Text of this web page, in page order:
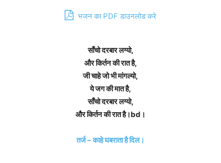
भजन का PDF डाउनलोड करे
साँचो दरबार लग्यो,
और किर्तन की रात है,
जी चाहे जो भी मांगल्यो,
ये जग की मात है,
साँचो दरबार लग्यो,
और किर्तन की रात है।bd।
तर्ज – काहे घबराता है दिल।